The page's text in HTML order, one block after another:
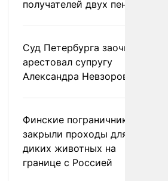
получателей двух пенсий
Суд Петербурга заочно
арестовал супругу
Александра Невзорова
Финские пограничники
закрыли проходы для
диких животных на
границе с Россией